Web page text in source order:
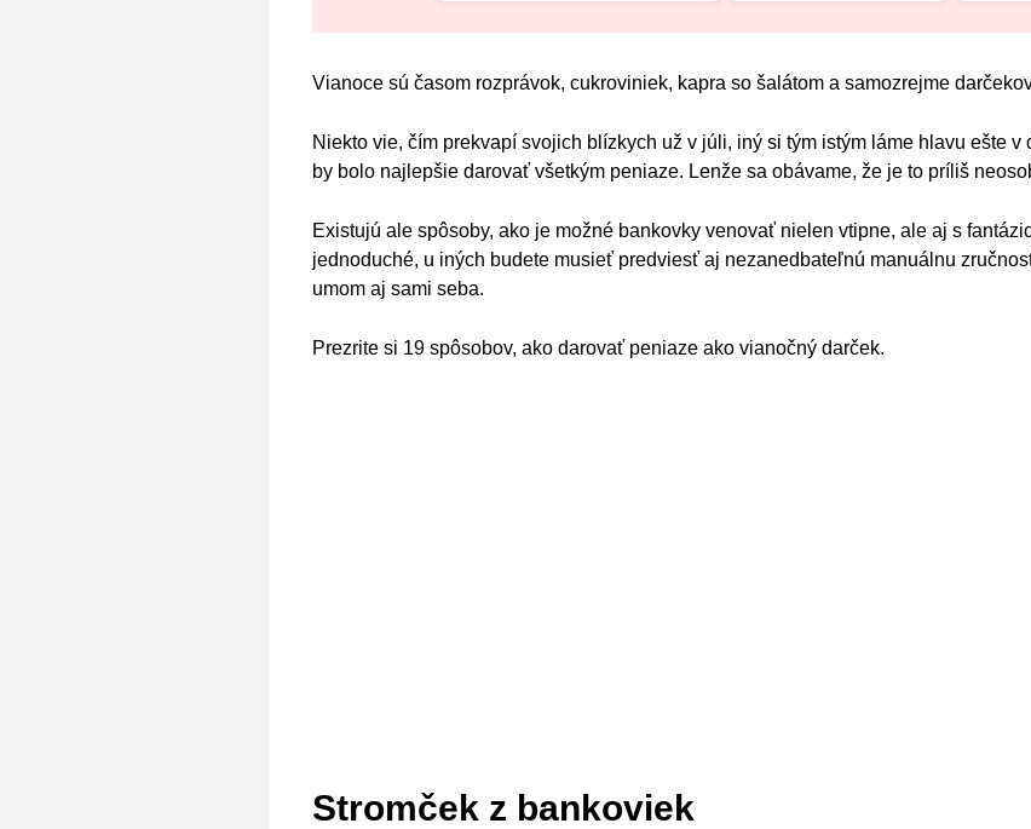
Vianoce sú časom rozprávok, cukroviniek, kapra so šalátom a samozrejme
Niekto vie, čím prekvapí svojich blízkych už v júli, iný si tým istým láme hlavu ešte
by bolo najlepšie darovať všetkým peniaze. Lenže sa obávame, že je to príliš
Existujú ale spôsoby, ako je možné bankovky venovať nielen vtipne, ale aj s
jednoduché, u iných budete musieť predviesť aj nezanedbateľnú manuálnu
umom aj sami seba.
Prezrite si 19 spôsobov, ako darovať peniaze ako vianočný darček.
Stromček z bankoviek